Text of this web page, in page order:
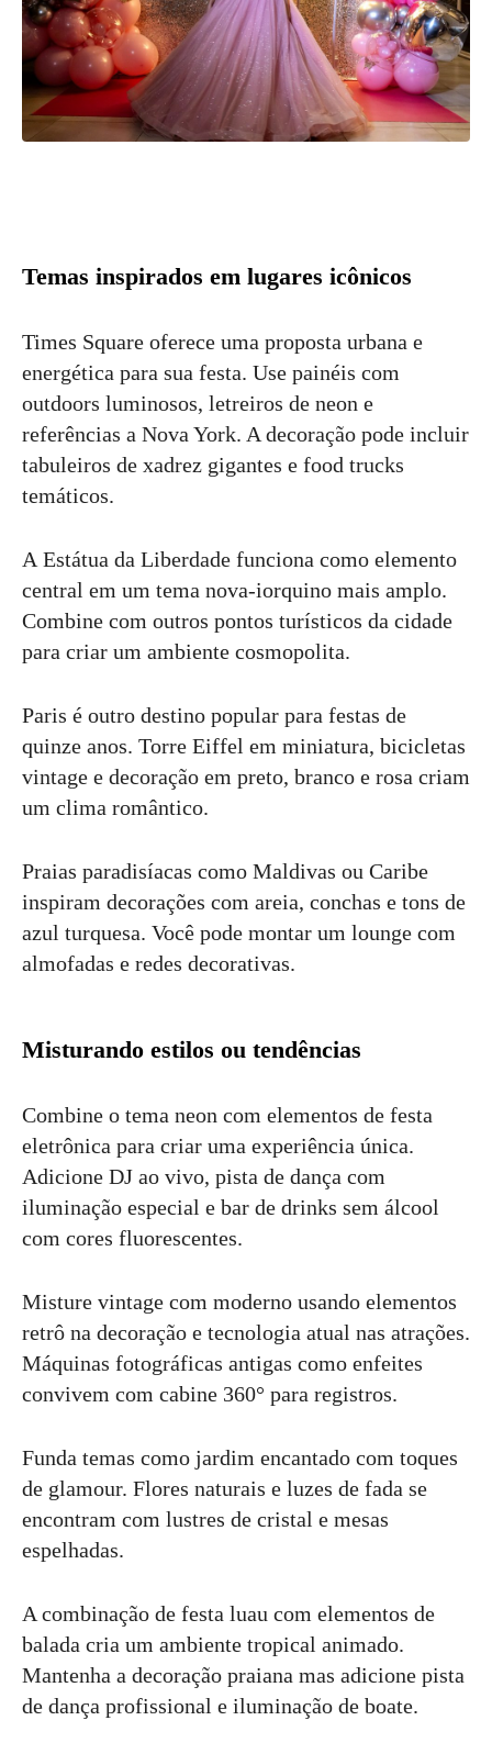
Temas inspirados em lugares icônicos
Times Square oferece uma proposta urbana e
energética para sua festa. Use painéis com
outdoors luminosos, letreiros de neon e
referências a Nova York. A decoração pode incluir
tabuleiros de xadrez gigantes e food trucks
temáticos.
A Estátua da Liberdade funciona como elemento
central em um tema nova-iorquino mais amplo.
Combine com outros pontos turísticos da cidade
para criar um ambiente cosmopolita.
Paris é outro destino popular para festas de
quinze anos. Torre Eiffel em miniatura, bicicletas
vintage e decoração em preto, branco e rosa criam
um clima romântico.
Praias paradisíacas como Maldivas ou Caribe
inspiram decorações com areia, conchas e tons de
azul turquesa. Você pode montar um lounge com
almofadas e redes decorativas.
Misturando estilos ou tendências
Combine o tema neon com elementos de festa
eletrônica para criar uma experiência única.
Adicione DJ ao vivo, pista de dança com
iluminação especial e bar de drinks sem álcool
com cores fluorescentes.
Misture vintage com moderno usando elementos
retrô na decoração e tecnologia atual nas atrações.
Máquinas fotográficas antigas como enfeites
convivem com cabine 360° para registros.
Funda temas como jardim encantado com toques
de glamour. Flores naturais e luzes de fada se
encontram com lustres de cristal e mesas
espelhadas.
A combinação de festa luau com elementos de
balada cria um ambiente tropical animado.
Mantenha a decoração praiana mas adicione pista
de dança profissional e iluminação de boate.